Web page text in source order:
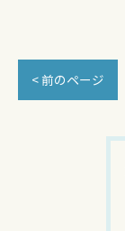
< 前のページ